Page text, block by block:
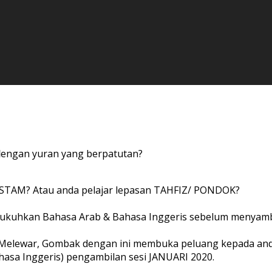
yuran yang berpatutan?
Atau anda pelajar lepasan TAHFIZ/ PONDOK?
Bahasa Arab & Bahasa Inggeris sebelum
Gombak dengan ini membuka peluang kepada
Inggeris) pengambilan sesi JANUARI 2020.